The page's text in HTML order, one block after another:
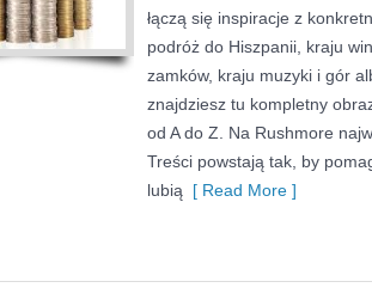
łączą się inspiracje z
podróż do Hiszpanii, kraju
zamków, kraju muzyki i gór
znajdziesz tu kompletny
od A do Z. Na Rushmore
Treści powstają tak, by
lubią [ Read More ]